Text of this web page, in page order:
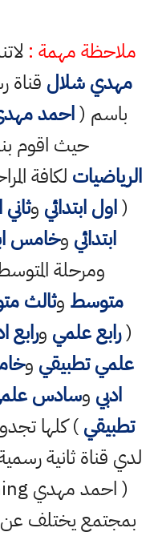
ملاحظة مهمة :
مهدي شلال قناة
باسم (احمد
حيث اقوم
الرياضيات لكافة
(اول ابتدائي وثاني
ابتدائي وخامس
ومرحلة
متوسط وثالث
(رابع علمي ورابع
علمي تطبيقي و
ادبي وسادس
تطبيقي) كلها
لدي قناة ثانية
بمجتمع يختلف عن